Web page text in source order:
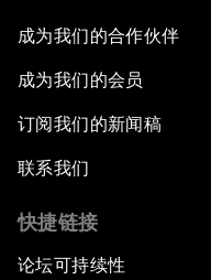
成为我们的合作伙伴
成为我们的会员
订阅我们的新闻稿
联系我们
快捷链接
论坛可持续性